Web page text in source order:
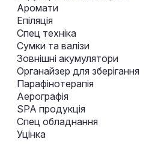
Аромати
Епіляція
Спец техніка
Сумки та валізи
Зовнішні акумулятори
Органайзер для зберігання
Парафінотерапія
Аерографія
SPA продукція
Спец обладнання
Уцінка